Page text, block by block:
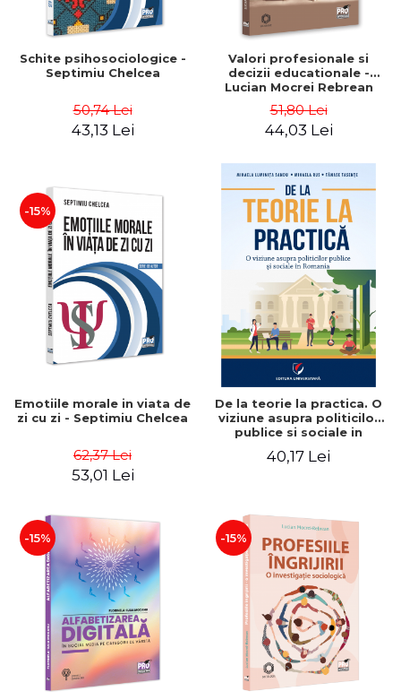
Schite psihosociologice -
Septimiu Chelcea
50,74 Lei
43,13 Lei
Valori profesionale si
decizii educationale -
Lucian Mocrei Rebrean
51,80 Lei
44,03 Lei
-15%
Emotiile morale in viata de
zi cu zi - Septimiu Chelcea
62,37 Lei
53,01 Lei
De la teorie la practica. O
viziune asupra politicilor
publice si sociale in
Romania - Mihaela
Luminita Sandu, Mihaela
40,17 Lei
-15% -15%